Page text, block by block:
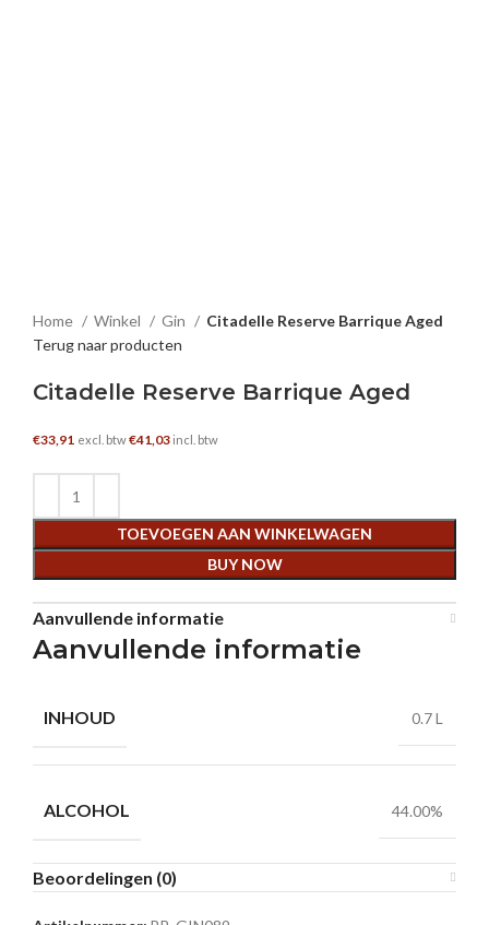
Home Winkel Gin
Citadelle Reserve Barrique Aged
Terug naar producten
Citadelle Reserve Barrique Aged
€33,91 excl. btw€41,03 incl. btw
TOEVOEGEN AAN WINKELWAGEN
BUY NOW
Aanvullende informatie
Aanvullende informatie
INHOUD 0.7 L
ALCOHOL 44.00%
Beoordelingen (0)